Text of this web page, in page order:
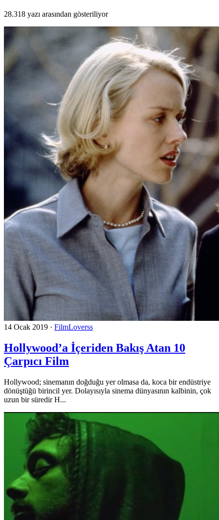
28.318 yazı arasından gösteriliyor
14 Ocak 2019 · FilmLoverss
Hollywood’a İçeriden Bakış Atan 10
Çarpıcı Film
Hollywood; sinemanın doğduğu yer olmasa da, koca bir endüstriye
dönüştüğü birincil yer. Dolayısıyla sinema dünyasının kalbinin, çok
uzun bir süredir H...